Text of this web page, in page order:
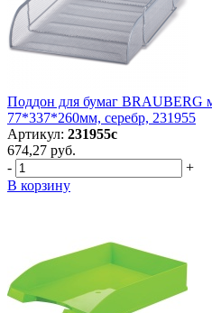
Поддон для бумаг BRAUBERG
77*337*260мм, серебр, 231955
Артикул: 231955с
674,27 руб.
-
+
В корзину